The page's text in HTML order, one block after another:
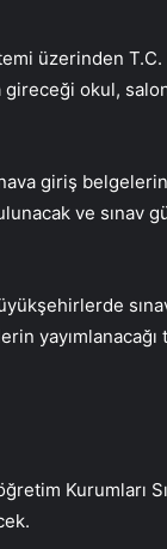
üzerinden T.C.
okul,
giriş
ve sınav
Kurumları